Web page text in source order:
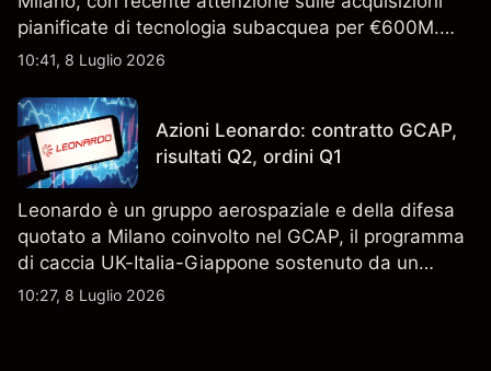
pianificate di tecnologia subacquea per €600M.
Scopri i target di prezzo FCT di terze parti e l'analisi
indicatore affidabile dei risultati futuri.
10:41, 8 Luglio 2026
Azioni Leonardo: contratto GCAP,
risultati Q2, ordini Q1
Leonardo è un gruppo aerospaziale e della difesa
quotato a Milano coinvolto nel GCAP, il programma
di caccia UK-Italia-Giappone sostenuto da un
contratto da 4,6 miliardi di sterline. I risultati
10:27, 8 Luglio 2026